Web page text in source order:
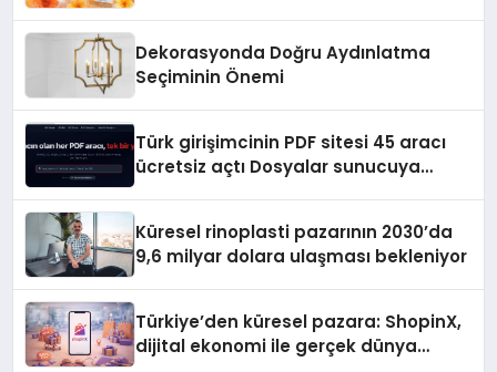
Dekorasyonda Doğru Aydınlatma
Seçiminin Önemi
Türk girişimcinin PDF sitesi 45 aracı
ücretsiz açtı Dosyalar sunucuya
Küresel rinoplasti pazarının 2030’da
9,6 milyar dolara ulaşması bekleniyor
Türkiye’den küresel pazara: ShopinX,
dijital ekonomi ile gerçek dünya